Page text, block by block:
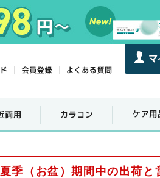
夏季（お盆）期間中の出荷と